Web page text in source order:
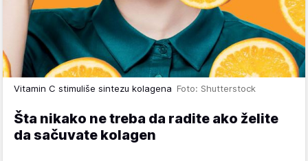
Vitamin C stimuliše sintezu kolagena Foto: Shutterstock
Šta nikako ne treba da radite ako želite
da sačuvate kolagen